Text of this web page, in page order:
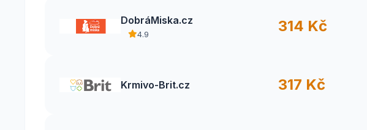
DobráMiska.cz
4.9 314 Kč
Krmivo-Brit.cz 317 Kč